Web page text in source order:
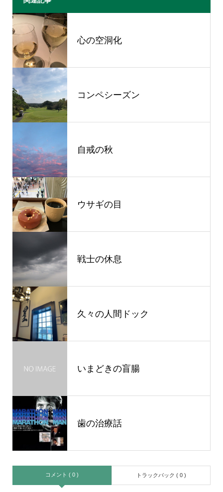
心の空洞化
コンペシーズン
自戒の秋
ウサギの目
戦士の休息
久々の人間ドック
いまどきの盲腸
歯の治療話
コメント ( 0 ) トラックバック ( 0 )